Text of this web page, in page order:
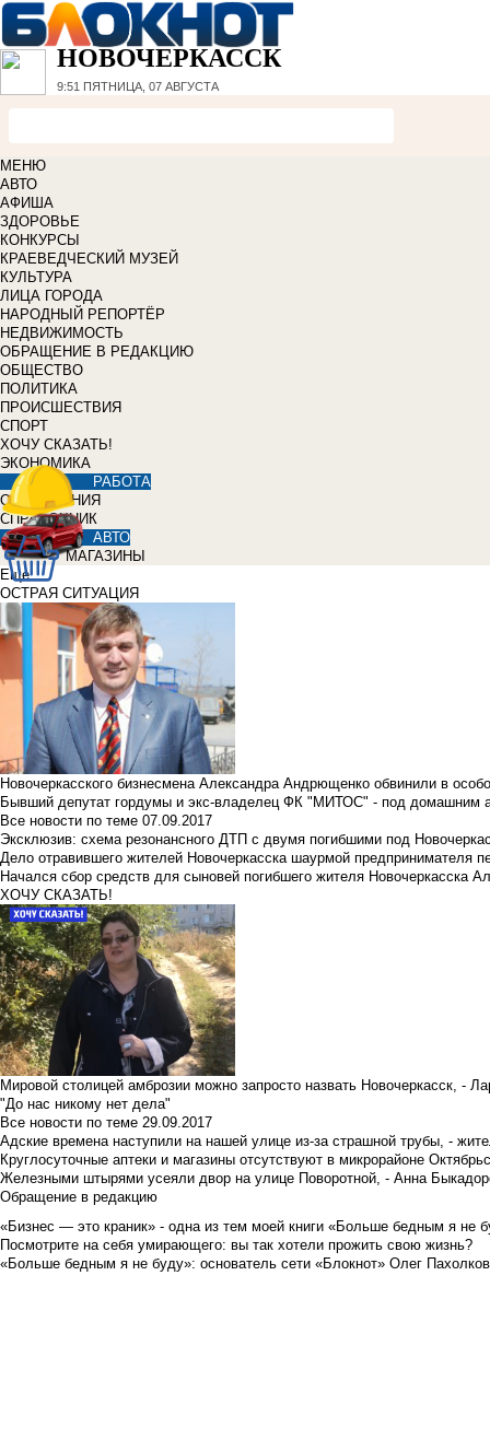
НОВОЧЕРКАССК
9:51 ПЯТНИЦА, 07 АВГУСТА
МЕНЮ
АВТО
АФИША
ЗДОРОВЬЕ
КОНКУРСЫ
КРАЕВЕДЧЕСКИЙ МУЗЕЙ
КУЛЬТУРА
ЛИЦА ГОРОДА
НАРОДНЫЙ РЕПОРТЁР
НЕДВИЖИМОСТЬ
ОБРАЩЕНИЕ В РЕДАКЦИЮ
ОБЩЕСТВО
ПОЛИТИКА
ПРОИСШЕСТВИЯ
СПОРТ
ХОЧУ СКАЗАТЬ!
ЭКОНОМИКА
РАБОТА
ОБЪЯВЛЕНИЯ
СПРАВОЧНИК
АВТО
МАГАЗИНЫ
Еще
ОСТРАЯ СИТУАЦИЯ
Новочеркасского бизнесмена Александра Андрющенко обвинили в
Бывший депутат гордумы и экс-владелец ФК "МИТОС" - под домашним
Все новости по теме 07.09.2017
Эксклюзив: схема резонансного ДТП с двумя погибшими под
Дело отравившего жителей Новочеркасска шаурмой предпринимателя
Начался сбор средств для сыновей погибшего жителя Новочеркасска
ХОЧУ СКАЗАТЬ!
Мировой столицей амброзии можно запросто назвать Новочеркасск, -
"До нас никому нет дела"
Все новости по теме 29.09.2017
Адские времена наступили на нашей улице из-за страшной трубы, -
Круглосуточные аптеки и магазины отсутствуют в микрорайоне
Железными штырями усеяли двор на улице Поворотной, - Анна
Обращение в редакцию
«Бизнес — это краник» - одна из тем моей книги «Больше бедным я не
Посмотрите на себя умирающего: вы так хотели прожить свою жизнь?
«Больше бедным я не буду»: основатель сети «Блокнот» Олег Пахолков